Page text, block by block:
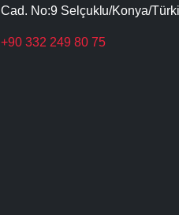
Cad. No:9 Selçuklu/Konya/
+90 332 249 80 75